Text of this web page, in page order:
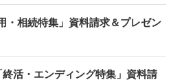
・相続特集」資料請求＆プレゼン
活・エンディング特集」資料請